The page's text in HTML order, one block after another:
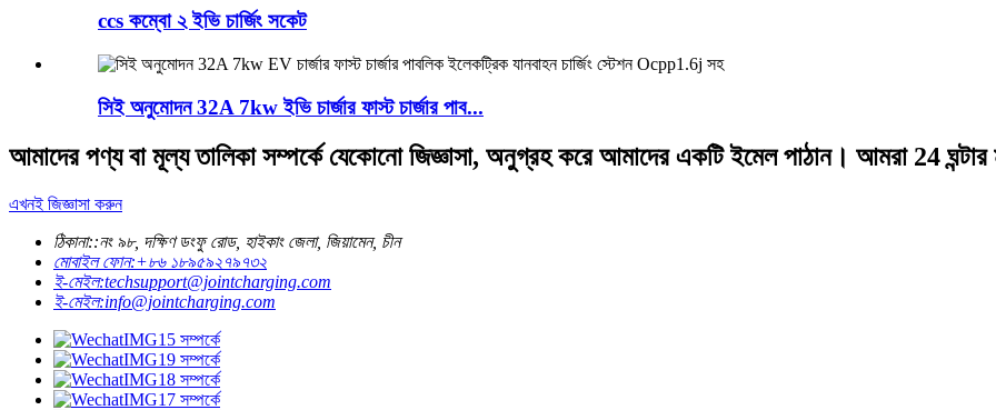
ccs কম্বো ২ ইভি চার্জিং সকেট
সিই অনুমোদন 32A 7kw ইভি চার্জার ফাস্ট চার্জার পাব...
আমাদের পণ্য বা মূল্য তালিকা সম্পর্কে যেকোনো জিজ্ঞাসা, অনুগ্রহ করে আমাদের একটি ইমেল পাঠান। আমরা 24
এখনই জিজ্ঞাসা করুন
ঠিকানা::নং ৯৮, দক্ষিণ ডংফু রোড, হাইকাং জেলা, জিয়ামেন, চীন
মোবাইল ফোন:+৮৬ ১৮৯৫৯২৭৯৭৩২
ই-মেইল:techsupport@jointcharging.com
ই-মেইল:info@jointcharging.com